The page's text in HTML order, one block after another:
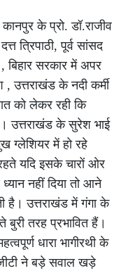
के प्रो. डॉ.राजीव
त्रिपाठी, पूर्व सांसद
बिहार सरकार में अपर
उत्तराखंड के नदी कर्मी
को लेकर रही कि
उत्तराखंड के सुरेश भाई
ग्लेशियर में हो रहे
यदि इसके चारों ओर
नहीं दिया तो आने
है। उत्तराखंड में गंगा के
तरह प्रभावित हैं।
धारा भागीरथी के
ने बड़े सवाल खड़े